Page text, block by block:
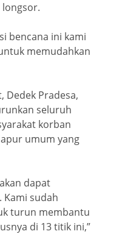
bencana ini kami
memudahkan
Dedek Pradesa,
seluruh
korban
umum yang
dapat
sudah
turun membantu
di 13 titik ini,”